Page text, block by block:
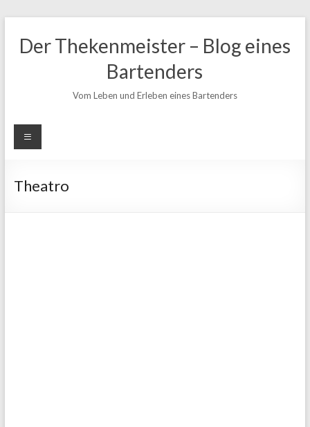
Inhalt
springen
Der Thekenmeister – Blog eines
Bartenders
Vom Leben und Erleben eines Bartenders
Theatro